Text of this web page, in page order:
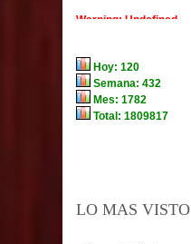
LO MAS VISTO